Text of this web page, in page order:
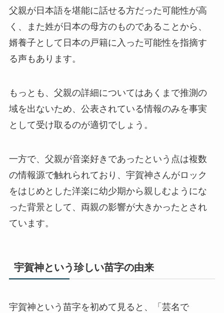
父親が日本語を堪能に話せる方だった可能性が高
く、また姓が日本の母方のものであることから、
婿養子として日本の戸籍に入った可能性を指摘す
る声もあります。
もっとも、父親の詳細についてはあくまで推測の
域を出ないため、公表されている情報のみを事実
として受け取るのが適切でしょう。
一方で、父親が音楽好きであったという点は複数
の情報源で触れられており、宇賀神さんがロック
をはじめとした洋楽に幼少期から親しむようにな
った背景として、両親の影響が大きかったとされ
ています。
宇賀神という珍しい苗字の由来
宇賀神という苗字を初めて見ると、「芸名で